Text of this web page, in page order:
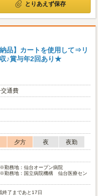
とりあえず保存
品】カートを使用して⇒リ
♪賞与年2回あり★
通費
夕方 夜
夜勤
務地：仙台オープン病院
勤務地：国立病院機構 仙台医療セン
終了まであと17日